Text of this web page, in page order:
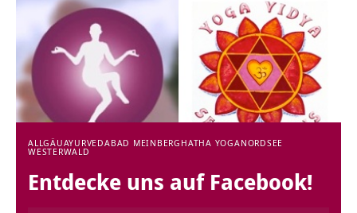
ALLGÄUAYURVEDABAD MEINBERG HATHA YOGANORDSEE
WESTERWALD
Entdecke uns auf Facebook!